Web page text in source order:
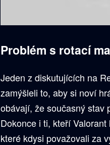
Problém s rotací
Jeden z diskutujících na
zamýšleli to, aby si noví
obávají, že současný stav
Dokonce i ti, kteří
které kdysi považovali za